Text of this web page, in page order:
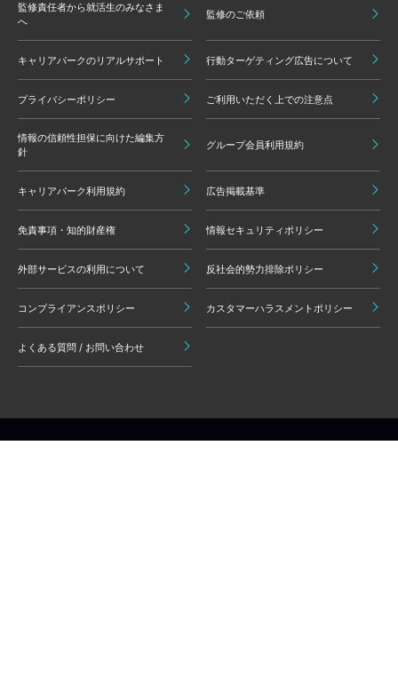
監修責任者から就活生のみなさま
へ
監修のご依頼
キャリアパークのリアルサポート 行動ターゲティング広告について
プライバシーポリシー ご利用いただく上での注意点
情報の信頼性担保に向けた編集方
針
グループ会員利用規約
キャリアパーク利用規約 広告掲載基準
免責事項・知的財産権 情報セキュリティポリシー
外部サービスの利用について 反社会的勢力排除ポリシー
コンプライアンスポリシー カスタマーハラスメントポリシー
よくある質問 / お問い合わせ